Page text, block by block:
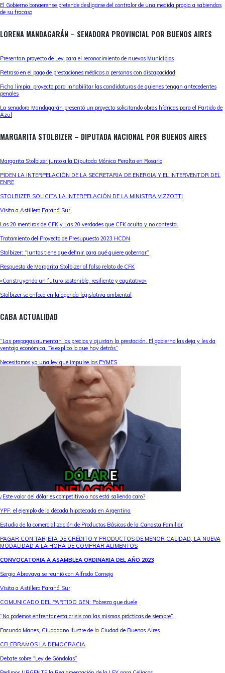
El Gobierno bonaerense pretende desligarse del contralor de una medida propia a sabiendas
de su fracaso
LORENA MANDAGARÁN – SENADORA PROVINCIAL POR BUENOS AIRES
Presentan proyecto de Ley para el reconocimiento de nuevos Municipios
Retraso en el pago de prestaciones médicas a personas con discapacidad
Ficha limpia: proyecto para inhabilitar las candidaturas de quienes tengan antecedentes
penales
La senadora Mandagarán presentó un proyecto solicitando obras hídricas para el Partido de
Azul
MARGARITA STOLBIZER – DIPUTADA NACIONAL POR BUENOS AIRES
Margarita Stolbizer junto a la Diputada Mónica Peralta en Rosario
PIDEN LA INTERPELACIÓN DE LA SECRETARIA DE ENERGIA Y EL INTERVENTOR DEL
ENRE
STOLBIZER SOLICITA LA INTERPELACIÓN DE LA MINISTRA VIZZOTTI
Visita a Astillero Paraná Sur
Las 20 mentiras de CFK y Las 20 verdades que CFK oculta y no contesta.
Tratamiento del Proyecto de Presupuesto 2023 HCDN
Stolbizer: “Juntos tiene que definir para qué quiere gobernar”
Respuesta de Margarita Stolbizer al falso relato de CFK
«Construyendo un futuro sostenible, resiliente y equitativo»
Stolbizer se enfoca en la agenda legislativa ambiental
CABA ACTUALIDAD
“Las prepagas aumentan los precios y ajustan la prestación. El gobierno las deja y les da
ventaja económica. Te explico lo que hay detrás”
Necesitamos ya una ley que impulse las PYMES
¿Este valor del dólar es competitivo o nos está saliendo caro?
YPF: el ejemplo de la década hipotecada en Argentina
Estudio de la comercialización de Productos Básicos de la Canasta Familiar
PAGAR CON TARJETA DE CRÉDITO Y PRODUCTOS DE MENOR CALIDAD, LA NUEVA
MODALIDAD A LA HORA DE COMPRAR ALIMENTOS
CONVOCATORIA A ASAMBLEA ORDINARIA DEL AÑO 2023
Sergio Abrevaya se reunió con Alfredo Cornejo
Visita a Astillero Paraná Sur
COMUNICADO DEL PARTIDO GEN: Pobreza que duele
“No podemos enfrentar esta crisis con las mismas prácticas de siempre”
Facundo Manes, Ciudadano ilustre de la Ciudad de Buenos Aires
CELEBRAMOS LA DEMOCRACIA
Debate sobre “Ley de Góndolas”